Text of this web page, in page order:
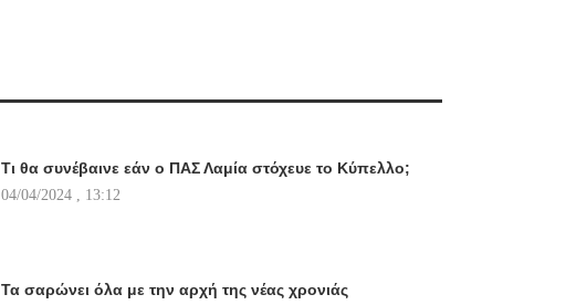
Τι θα συνέβαινε εάν ο ΠΑΣ Λαμία στόχευε το Κύπελλο;
04/04/2024 , 13:12
Τα σαρώνει όλα με την αρχή της νέας χρονιάς